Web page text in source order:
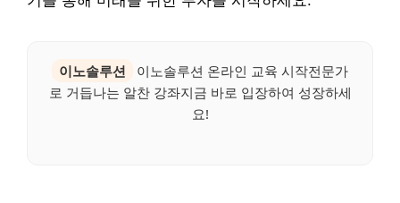
이노솔루션
이노솔루션 온라인 교육 시작전문가
로 거듭나는 알찬 강좌지금 바로 입장하여 성장하세
요!